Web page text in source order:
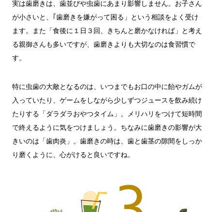
実は歯磨きは、歯並びや虫歯にあまり影響しません。お子さん
が小さいと、｢歯磨きを嫌がって困る」という相談をよく受け
ます。また「食後に１日３回、きちんと磨かなければ」と考え
る親御さんも多いですが、歯磨きよりも大切なのは食習慣で
す。
特に虫歯の大敵となるのは、いつまでもお口の中に飴やガムが
入っていたり、ゲームをしながら少しずつジュースを飲み続け
たりする「ダラダラおやつタイム」。メリハリをつけて短時間
で終えるように気をつけましょう。ちなみに歯磨きの影響が大
きいのは「歯肉炎」。歯磨きの時は、歯と歯茎の隙間をしっか
り磨くように、心がけると良いですね。